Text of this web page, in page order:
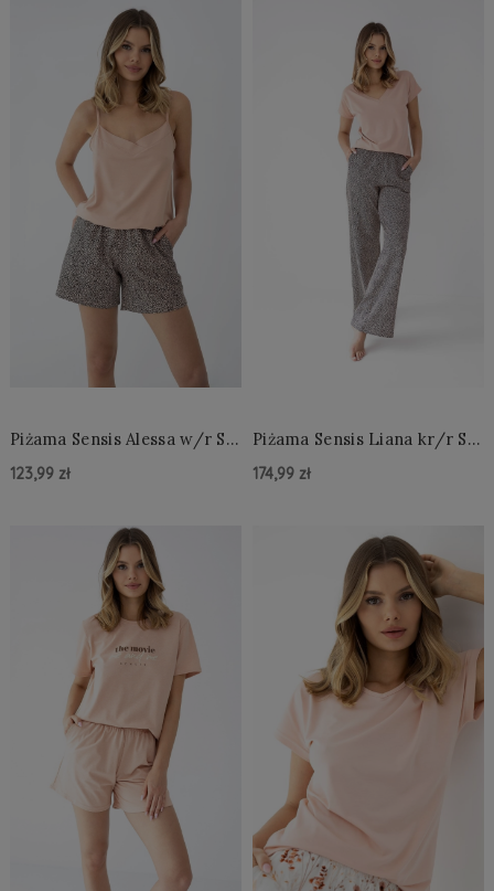
Piżama Sensis Alessa w/r S-
123,99 zł
Do Koszyka »
Piżama Sensis Liana kr/r S-
174,99 zł